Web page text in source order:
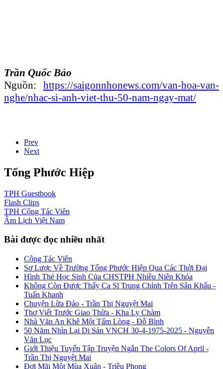
Trần Quốc Bảo
Nguồn: https://saigonnhonews.com/van-hoa-van-
nghe/nhac-si-anh-viet-thu-50-nam-ngay-mat/
Prev
Next
Tống Phước Hiệp
TPH Guestbook
Flash Clips
TPH Cộng Tác Viên
Âm Lịch Việt Nam
Bài được đọc nhiều nhất
Cộng Tác Viên
Sơ Lược Về Trường Tống Phước Hiệp Qua Các Thời Đại
Hình Thẻ Học Sinh Của CHSTPH Nhiều Niên Khóa
Không Còn Được Thấy Ca Sĩ Trung Chỉnh Trên Sân Khấu -
Tuấn Khanh
Chuyện Lừa Đảo - Trần Thị Nguyệt Mai
Thơ Viết Trước Giao Thừa - Kha Ly Chàm
Nhà Văn An Khê Một Tấm Lòng - Đỗ Bình
50 Năm Nhìn Lại Di Sản VNCH 30-4-1975-2025 - Nguyễn
Văn Lục
Giới Thiệu Tuyển Tập Truyện Ngắn The Colors Of April -
Trần Thị Nguyệt Mai
Đợi Mãi Một Mùa Xuân - Triều Phong